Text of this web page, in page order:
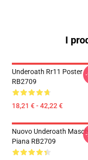
I
Underoath Rr11 Poster
RB2709
18,21 € - 42,22 €
Nuovo Underoath
Piana RB2709